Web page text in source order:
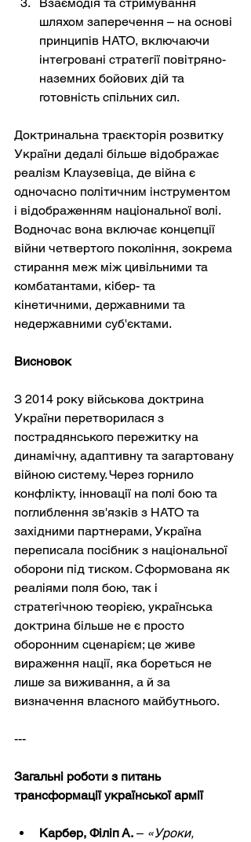
Взаємодія та стримування
шляхом заперечення – на основі
принципів НАТО, включаючи
інтегровані стратегії повітряно-
наземних бойових дій та
готовність спільних сил.
Доктринальна траєкторія розвитку
України дедалі більше відображає
реалізм Клаузевіца, де війна є
одночасно політичним інструментом
і відображенням національної волі.
Водночас вона включає концепції
війни четвертого покоління, зокрема
стирання меж між цивільними та
комбатантами, кібер- та
кінетичними, державними та
недержавними суб'єктами.
Висновок
З 2014 року військова доктрина
України перетворилася з
пострадянського пережитку на
динамічну, адаптивну та загартовану
війною систему. Через горнило
конфлікту, інновації на полі бою та
поглиблення зв'язків з НАТО та
західними партнерами, Україна
переписала посібник з національної
оборони під тиском. Сформована як
реаліями поля бою, так і
стратегічною теорією, українська
доктрина більше не є просто
оборонним сценарієм; це живе
вираження нації, яка бореться не
лише за виживання, а й за
визначення власного майбутнього.
---
Загальні роботи з питань
трансформації української армії
Карбер, Філіп А. – «Уроки,